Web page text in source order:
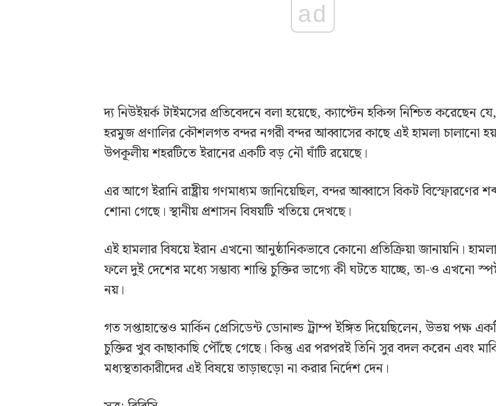
ad
দ্য নিউইয়র্ক টাইমসের প্রতিবেদনে বলা হয়েছে, ক্যাপ্টেন হকিন্স নিশ্চিত করেছেন যে,
হরমুজ প্রণালির কৌশলগত বন্দর নগরী বন্দর আব্বাসের কাছে এই হামলা চালানো
উপকূলীয় শহরটিতে ইরানের একটি বড় নৌ ঘাঁটি রয়েছে।
এর আগে ইরানি রাষ্ট্রীয় গণমাধ্যম জানিয়েছিল, বন্দর আব্বাসে বিকট বিস্ফোরণের
শোনা গেছে। স্থানীয় প্রশাসন বিষয়টি খতিয়ে দেখছে।
এই হামলার বিষয়ে ইরান এখনো আনুষ্ঠানিকভাবে কোনো প্রতিক্রিয়া জানায়নি।
ফলে দুই দেশের মধ্যে সম্ভাব্য শান্তি চুক্তির ভাগ্যে কী ঘটতে যাচ্ছে, তা-ও এখনো
নয়।
গত সপ্তাহান্তেও মার্কিন প্রেসিডেন্ট ডোনাল্ড ট্রাম্প ইঙ্গিত দিয়েছিলেন, উভয় পক্ষ
চুক্তির খুব কাছাকাছি পৌঁছে গেছে। কিন্তু এর পরপরই তিনি সুর বদল করেন এবং
মধ্যস্থতাকারীদের এই বিষয়ে তাড়াহুড়ো না করার নির্দেশ দেন।